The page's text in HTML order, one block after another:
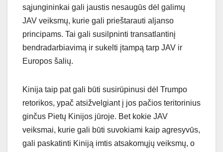
sąjungininkai gali jaustis nesaugūs dėl galimų
JAV veiksmų, kurie gali prieštarauti aljanso
principams. Tai gali susilpninti transatlantinį
bendradarbiavimą ir sukelti įtampą tarp JAV ir
Europos šalių.
Kinija taip pat gali būti susirūpinusi dėl Trumpo
retorikos, ypač atsižvelgiant į jos pačios teritorinius
ginčus Pietų Kinijos jūroje. Bet kokie JAV
veiksmai, kurie gali būti suvokiami kaip agresyvūs,
gali paskatinti Kiniją imtis atsakomųjų veiksmų, o